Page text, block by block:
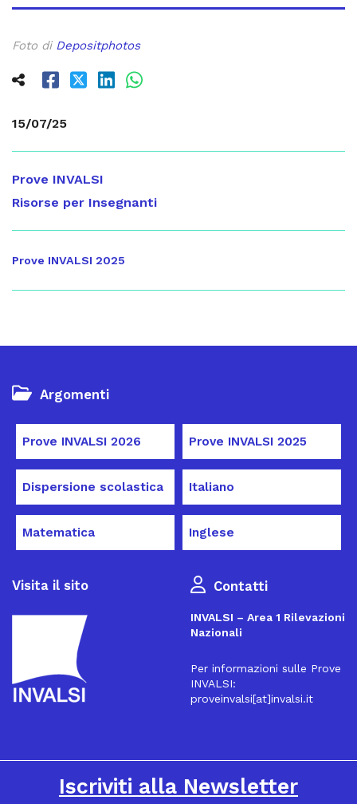
15/07/25
Prove INVALSI
Risorse per Insegnanti
Prove INVALSI 2025
Foto di Depositphotos
Argomenti
Prove INVALSI 2026 Prove INVALSI 2025
Dispersione scolastica Italiano
Matematica Inglese
Visita il sito Contatti
INVALSI – Area 1 Rilevazioni
Nazionali
Per informazioni sulle Prove
INVALSI:
proveinvalsi[at]invalsi.it
Iscriviti alla Newsletter